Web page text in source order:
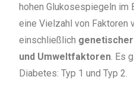
hohen Glukosespiegeln im
eine Vielzahl von Faktoren
einschließlich
und Umweltfaktoren. Es
Diabetes: Typ 1 und Typ 2.